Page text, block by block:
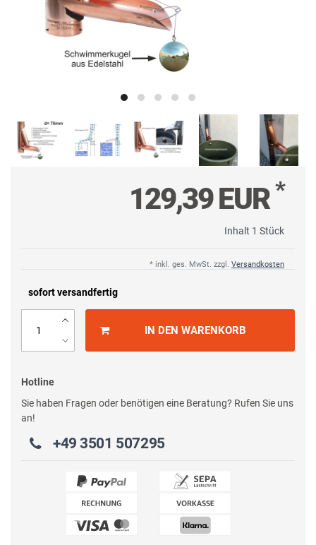
129,39 EUR*
Inhalt 1 Stück
* inkl. ges. MwSt. zzgl. Versandkosten
sofort versandfertig
IN DEN WARENKORB
Hotline
Sie haben Fragen oder benötigen eine Beratung? Rufen Sie uns
an!
+49 3501 507295